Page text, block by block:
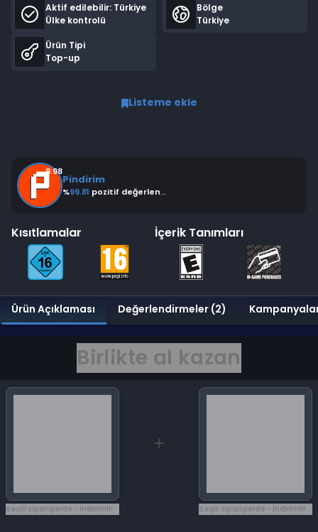
Aktif edilebilir:Türkiye
Ülke kontrolü
Bölge
Türkiye
Ürün Tipi
Top-up
Listeme ekle
9.98
Pindirim
%99.81 pozitif değerlendirme
Kısıtlamalar İçerik Tanımları
Ürün Açıklaması Değerlendirmeler (2)
Birlikte al kazan
Seçili siparişlerde - İndirimli! Seçili siparişlerde - İndirimli!